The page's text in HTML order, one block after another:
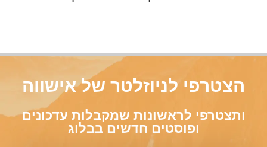
הצטרפי לניוזלטר של אישווה
ותצטרפי לראשונות שמקבלות עדכונים
ופוסטים חדשים בבלוג